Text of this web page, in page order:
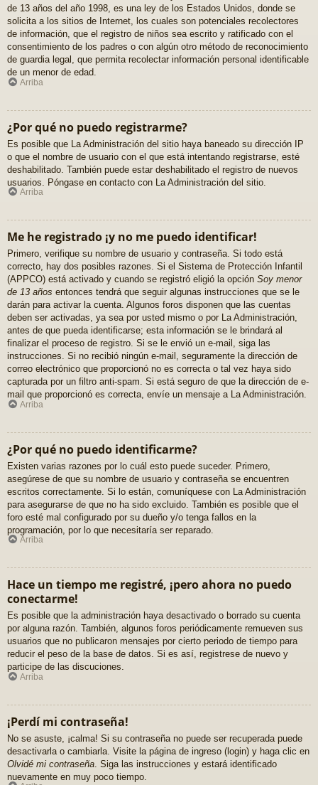
de 13 años del año 1998, es una ley de los Estados Unidos, donde se
solicita a los sitios de Internet, los cuales son potenciales recolectores
de información, que el registro de niños sea escrito y ratificado con el
consentimiento de los padres o con algún otro método de reconocimiento
de guardia legal, que permita recolectar información personal identificable
de un menor de edad.
Arriba
¿Por qué no puedo registrarme?
Es posible que La Administración del sitio haya baneado su dirección IP
o que el nombre de usuario con el que está intentando registrarse, esté
deshabilitado. También puede estar deshabilitado el registro de nuevos
usuarios. Póngase en contacto con La Administración del sitio.
Arriba
Me he registrado ¡y no me puedo identificar!
Primero, verifique su nombre de usuario y contraseña. Si todo está
correcto, hay dos posibles razones. Si el Sistema de Protección Infantil
(APPCO) está activado y cuando se registró eligió la opción Soy menor
de 13 años entonces tendrá que seguir algunas instrucciones que se le
darán para activar la cuenta. Algunos foros disponen que las cuentas
deben ser activadas, ya sea por usted mismo o por La Administración,
antes de que pueda identificarse; esta información se le brindará al
finalizar el proceso de registro. Si se le envió un e-mail, siga las
instrucciones. Si no recibió ningún e-mail, seguramente la dirección de
correo electrónico que proporcionó no es correcta o tal vez haya sido
capturada por un filtro anti-spam. Si está seguro de que la dirección de e-
mail que proporcionó es correcta, envíe un mensaje a La Administración.
Arriba
¿Por qué no puedo identificarme?
Existen varias razones por lo cuál esto puede suceder. Primero,
asegúrese de que su nombre de usuario y contraseña se encuentren
escritos correctamente. Si lo están, comuníquese con La Administración
para asegurarse de que no ha sido excluido. También es posible que el
foro esté mal configurado por su dueño y/o tenga fallos en la
programación, por lo que necesitaría ser reparado.
Arriba
Hace un tiempo me registré, ¡pero ahora no puedo
conectarme!
Es posible que la administración haya desactivado o borrado su cuenta
por alguna razón. También, algunos foros periódicamente remueven sus
usuarios que no publicaron mensajes por cierto periodo de tiempo para
reducir el peso de la base de datos. Si es así, registrese de nuevo y
participe de las discuciones.
Arriba
¡Perdí mi contraseña!
No se asuste, ¡calma! Si su contraseña no puede ser recuperada puede
desactivarla o cambiarla. Visite la página de ingreso (login) y haga clic en
Olvidé mi contraseña . Siga las instrucciones y estará identificado
nuevamente en muy poco tiempo.